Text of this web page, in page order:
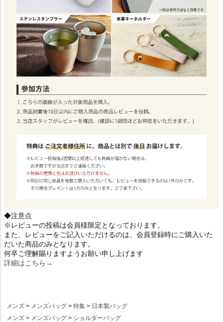
◆注意点
※レビューの投稿は会員様限定となっております。
また、レビューをご記入いただけるのは、会員登録時にご購入いた
だいた商品のみとなります。
何卒ご理解賜りますようお願い申し上げます
詳細はこちら→
メンズ メンズバッグ 特集
日本製バッグ
メンズ
メンズバッグ
ショルダーバッグ